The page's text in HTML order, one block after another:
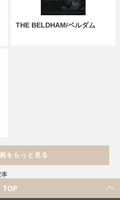
THE BELDHAM/ベルダム
をもっと見る
事
TOP